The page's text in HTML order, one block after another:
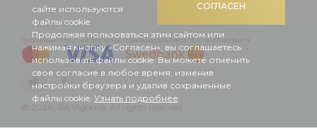
Надежные покупки онлайн с помощью Mastercard, Visa и Swedbank
СОГЛАСЕН
сайте используются
файлы cookie.
Продолжая пользоваться этим сайтом или
нажимая кнопку «Согласен», вы соглашаетесь
использовать файлы cookie. Вы можете отменить
свое согласие в любое время, изменив
настройки браузера и удалив сохраненные
файлы cookie. Узнать подробнее